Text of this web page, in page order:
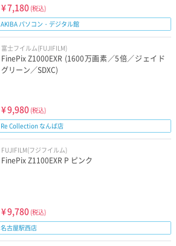
¥7,180 (税込)
AKIBA パソコン・デジタル館
富士フイルム(FUJIFILM)
FinePix Z1000EXR (1600万画素／5倍／ジェイド
グリーン／SDXC)
¥9,980 (税込)
Re Collection なんば店
FUJIFILM(フジフイルム)
FinePix Z1100EXR P ピンク
¥9,780 (税込)
名古屋駅西店